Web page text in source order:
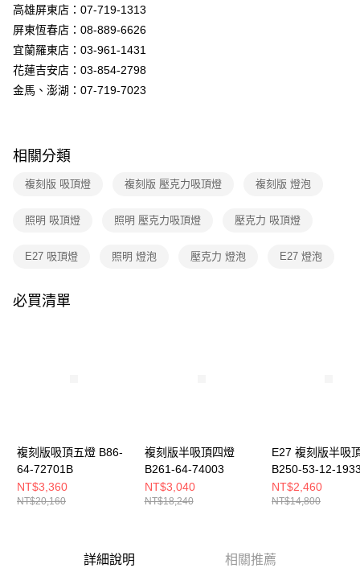
３．安心：先確認商品／服務後，再付款。
【「AFTEE先享後付」結帳流程】
１．於結帳方式選擇「AFTEE先享後付」後，將跳轉至「AFTEE先享後付」
結帳頁面，進行簡訊認證並確認金額後，即可完成結帳。
２．訂單成立數日內，您將收到繳費通知簡訊。
後付繳納相關費用。
是否繳費成功／繳費後需取消欲退款等相關疑問，請聯繫「AFTEE先享後付
易，需依本服務之必要範圍內提供個人資料，並將交易相關給付款項請求債
https://aftee.tw/terms/#terms3
新竹貨運宅配
高雄屏東店：07-719-1313
屏東恆春店：08-889-6626
宜蘭羅東店：03-961-1431
花蓮吉安店：03-854-2798
金馬、澎湖：07-719-7023
相關分類
複刻版 吸頂燈 複刻版 壓克力吸頂燈 複刻版 燈泡
照明 吸頂燈 照明 壓克力吸頂燈 壓克力 吸頂燈
E27 吸頂燈 照明 燈泡 壓克力 燈泡 E27 燈泡
必買清單
複刻版吸頂五燈 B86-
64-72701B
NT$3,360
NT$20,160
複刻版半吸頂四燈
B261-64-74003
NT$3,040
NT$18,240
E27 複刻版半吸
B250-53-12-
NT$2,460
NT$14,800
詳細說明 相關推薦